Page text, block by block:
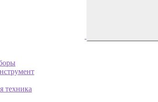
техника